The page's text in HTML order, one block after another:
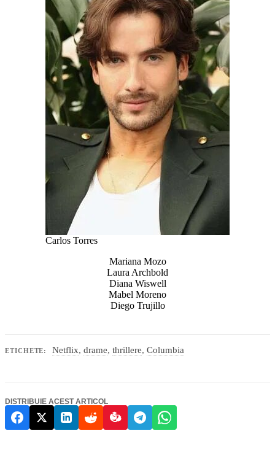
Carlos Torres
Mariana Mozo
Laura Archbold
Diana Wiswell
Mabel Moreno
Diego Trujillo
ETICHETE: Netflix, drame, thrillere, Columbia
DISTRIBUIE ACEST ARTICOL